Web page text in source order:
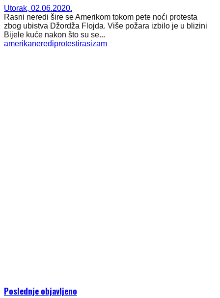
Utorak, 02.06.2020.
Rasni neredi šire se Amerikom tokom pete noći protesta
zbog ubistva Džordža Flojda. Više požara izbilo je u blizini
Bijele kuće nakon što su se...
amerikanerediprotestirasizam
Poslednje objavljeno